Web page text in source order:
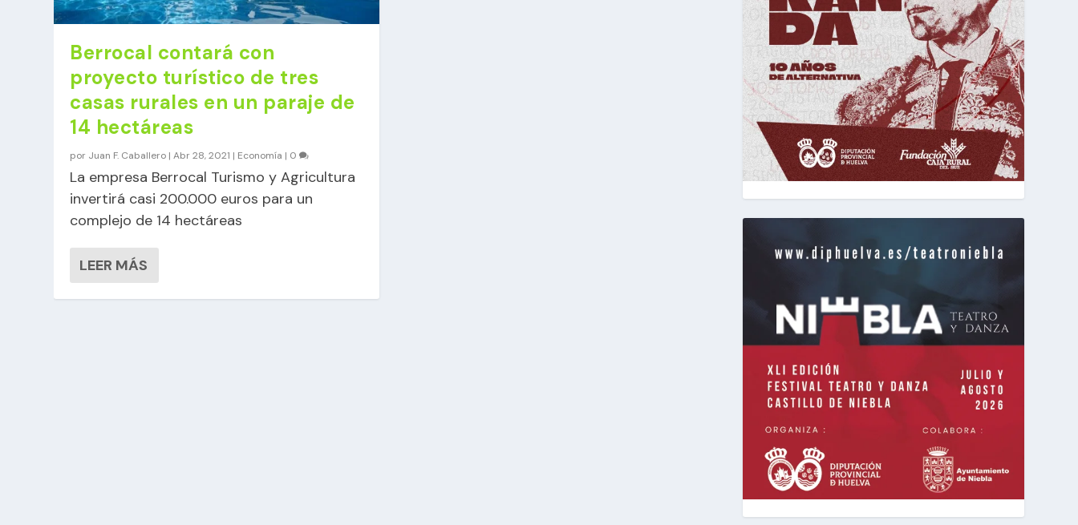
Berrocal contará con
proyecto turístico de tres
casas rurales en un paraje de
14 hectáreas
por Juan F. Caballero |Abr 28, 2021 | Economía | 0
La empresa Berrocal Turismo y Agricultura
invertirá casi 200.000 euros para un
complejo de 14 hectáreas
LEER MÁS